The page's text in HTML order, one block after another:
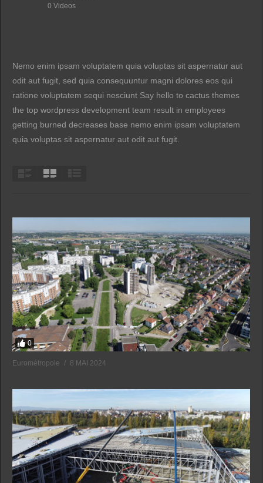
0 Videos
Nemo enim ipsam voluptatem quia voluptas sit aspernatur aut
odit aut fugit, sed quia consequuntur magni dolores eos qui
ratione voluptatem sequi nesciunt Say hello to cactus themes
the top wordpress development team result in employees
getting burned decreases base nemo enim ipsam voluptatem
quia voluptas sit aspernatur aut odit aut fugit.
0
Eurométropole 8 MAI 2024